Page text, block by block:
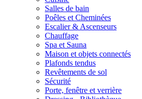
Salles de bain
Poêles et Cheminées
Escalier & Ascenseurs
Chauffage
Spa et Sauna
Maison et objets connectés
Plafonds tendus
Revêtements de sol
Sécurité
Porte, fenêtre et verrière